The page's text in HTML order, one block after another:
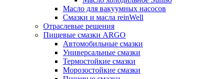
Масло для вакуумных насосов
Смазки и масла reinWell
Отраслевые решения
Пищевые смазки ARGO
Автомобильные смазки
Универсальные смазки
Термостойкие смазки
Морозостойкие смазки